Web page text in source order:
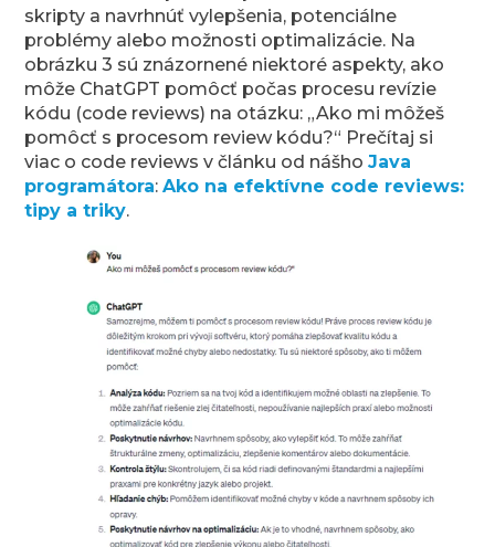
skripty a navrhnúť vylepšenia, potenciálne
problémy alebo možnosti optimalizácie. Na
obrázku 3 sú znázornené niektoré aspekty, ako
môže ChatGPT pomôcť počas procesu revízie
kódu (code reviews) na otázku: „Ako mi môžeš
pomôcť s procesom review kódu?“ Prečítaj si
viac o code reviews v článku od nášhoJava
programátora:Ako na efektívne code reviews:
tipy a triky.